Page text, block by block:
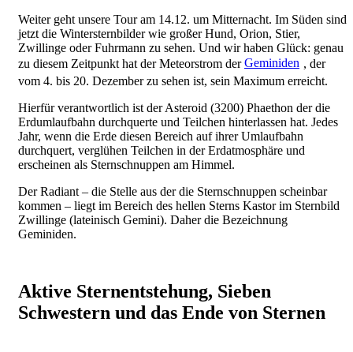
Weiter geht unsere Tour am 14.12. um Mitternacht. Im Süden sind
jetzt die Wintersternbilder wie großer Hund, Orion, Stier,
Zwillinge oder Fuhrmann zu sehen. Und wir haben Glück: genau
zu diesem Zeitpunkt hat der Meteorstrom derGeminiden
, der
vom 4. bis 20. Dezember zu sehen ist, sein Maximum erreicht.
Hierfür verantwortlich ist der Asteroid (3200) Phaethon der die
Erdumlaufbahn durchquerte und Teilchen hinterlassen hat. Jedes
Jahr, wenn die Erde diesen Bereich auf ihrer Umlaufbahn
durchquert, verglühen Teilchen in der Erdatmosphäre und
erscheinen als Sternschnuppen am Himmel.
Der Radiant – die Stelle aus der die Sternschnuppen scheinbar
kommen – liegt im Bereich des hellen Sterns Kastor im Sternbild
Zwillinge (lateinisch Gemini). Daher die Bezeichnung
Geminiden.
Aktive Sternentstehung, Sieben
Schwestern und das Ende von Sternen